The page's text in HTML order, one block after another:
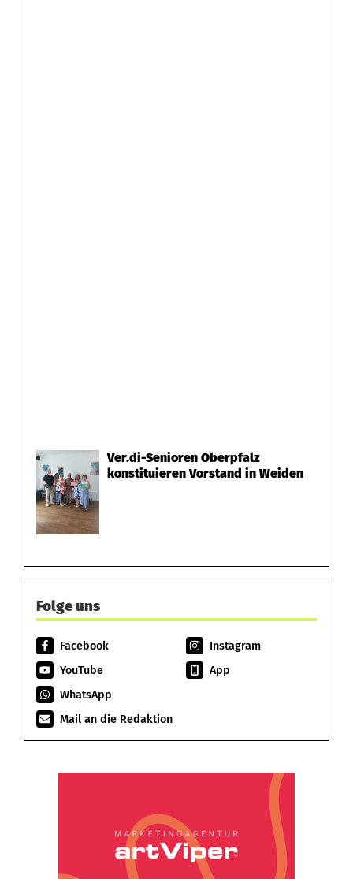
Ver.di-Senioren Oberpfalz
konstituieren Vorstand in Weiden
Folge uns
Facebook
Instagram
YouTube
App
WhatsApp
Mail an die Redaktion